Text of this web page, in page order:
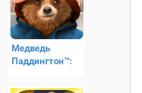
Медведь
Паддингтон™:
приключение